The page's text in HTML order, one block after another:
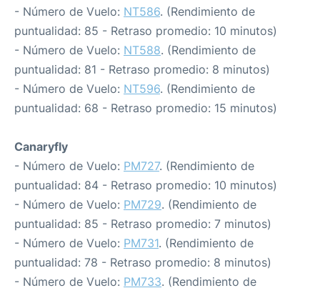
- Número de Vuelo: NT586. (Rendimiento de
puntualidad: 85 - Retraso promedio: 10 minutos)
- Número de Vuelo: NT588. (Rendimiento de
puntualidad: 81 - Retraso promedio: 8 minutos)
- Número de Vuelo: NT596. (Rendimiento de
puntualidad: 68 - Retraso promedio: 15 minutos)
Canaryfly
- Número de Vuelo: PM727. (Rendimiento de
puntualidad: 84 - Retraso promedio: 10 minutos)
- Número de Vuelo: PM729. (Rendimiento de
puntualidad: 85 - Retraso promedio: 7 minutos)
- Número de Vuelo: PM731. (Rendimiento de
puntualidad: 78 - Retraso promedio: 8 minutos)
- Número de Vuelo: PM733. (Rendimiento de